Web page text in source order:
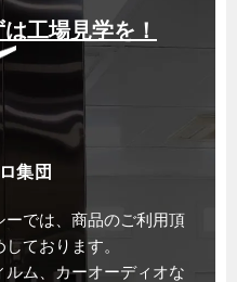
工場見学を！
集団
ーでは、商品のご利用頂
ております。
ム、カーオーディオな